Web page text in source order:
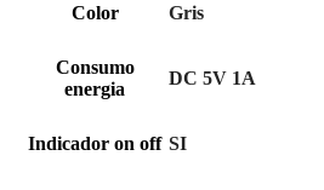
Color Gris
Consumo
energia
DC 5V 1A
Indicador on off SI